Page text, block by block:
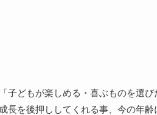
子どもが楽しめる・喜ぶものを選
長を後押ししてくれる事、今の年齢